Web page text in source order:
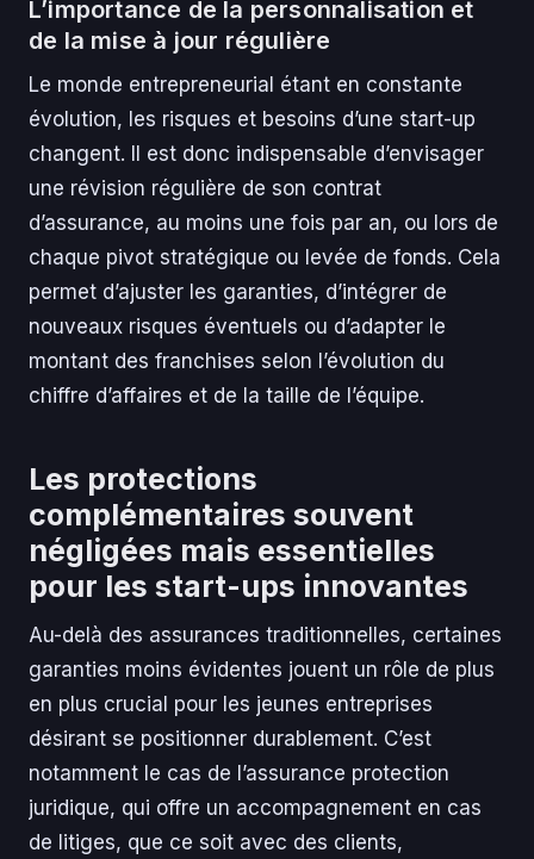
L’importance de la personnalisation et
de la mise à jour régulière
Le monde entrepreneurial étant en constante
évolution, les risques et besoins d’une start-up
changent. Il est donc indispensable d’envisager
une révision régulière de son contrat
d’assurance, au moins une fois par an, ou lors de
chaque pivot stratégique ou levée de fonds. Cela
permet d’ajuster les garanties, d’intégrer de
nouveaux risques éventuels ou d’adapter le
montant des franchises selon l’évolution du
chiffre d’affaires et de la taille de l’équipe.
Les protections
complémentaires souvent
négligées mais essentielles
pour les start-ups innovantes
Au-delà des assurances traditionnelles, certaines
garanties moins évidentes jouent un rôle de plus
en plus crucial pour les jeunes entreprises
désirant se positionner durablement. C’est
notamment le cas de l’assurance protection
juridique, qui offre un accompagnement en cas
de litiges, que ce soit avec des clients,